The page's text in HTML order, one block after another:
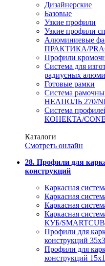
Дизайнерские
Базовые
Узкие профили
Узкие профили
Алюминиевые
ПРАКТИКА/
Профили
Система для
радиусных
Готовые рамки
Система
НЕАПОЛЬ 270/
Система
КОНЕКТА/
Каталоги
Смотреть онлайн
28. Профили для
конструкций
Каркасная
Каркасная
Каркасная
Каркасная
КУБ/
Профили для
конструкций
Профили для
конструкций